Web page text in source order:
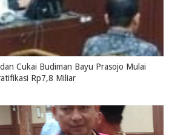
Cukai Budiman Bayu Prasojo Mulai
Rp7,8 Miliar